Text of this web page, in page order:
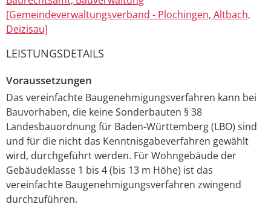
[Gemeindeverwaltungsverband - Plochingen, Altbach,
Deizisau]
LEISTUNGSDETAILS
Voraussetzungen
Das vereinfachte Baugenehmigungsverfahren kann bei
Bauvorhaben, die keine Sonderbauten § 38
Landesbauordnung für Baden-Württemberg (LBO) sind
und für die nicht das Kenntnisgabeverfahren gewählt
wird, durchgeführt werden. Für Wohngebäude der
Gebäudeklasse 1 bis 4 (bis 13 m Höhe) ist das
vereinfachte Baugenehmigungsverfahren zwingend
durchzuführen.